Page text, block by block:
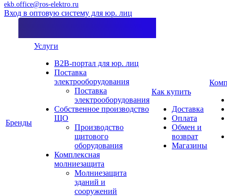
ekb.office@ros-elektro.ru
Вход в оптовую систему для юр. лиц
Бренды
Услуги
B2B-портал для юр. лиц
Поставка
электрооборудования
Поставка
электрооборудования
Собственное производство
ЩО
Производство
щитового
оборудования
Комплексная
молниезащита
Молниезащита
зданий и
сооружений
Как купить
Доставка
Оплата
Обмен и
возврат
Магазины